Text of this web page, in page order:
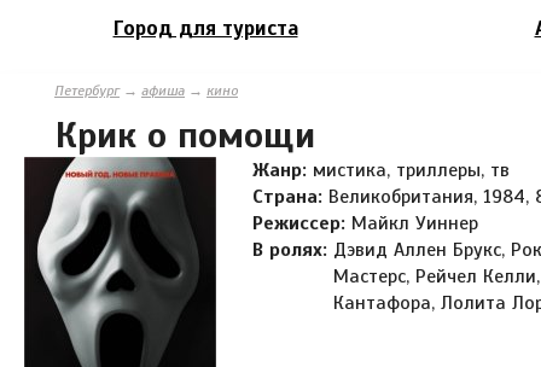
Город для туриста
Петербург→ афиша → кино
Крик о помощи
Жанр: мистика, триллеры, тв
Страна: Великобритания, 1984,
Режиссер: Майкл Уиннер
В ролях: Дэвид Аллен Брукс,
Мастерс, Рейчел
Кантафора, Лолита